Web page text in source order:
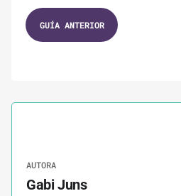
1. GUÍAS
Principios para una
Investigación para tu
3. GUÍAS 2 MINUTOS
GUÍA ANTERIOR
AUTORA
Gabi Juns